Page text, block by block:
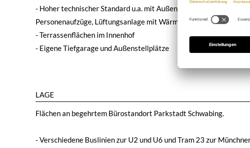
- Hoher technischer Standard u.a. mit Außenjalousien,
Personenaufzüge, Lüftungsanlage mit Wärmerückgewinnung
- Terrassenflächen im Innenhof
- Eigene Tiefgarage und Außenstellplätze
LAGE
Flächen an begehrtem Bürostandort Parkstadt Schwabing.
- Verschiedene Buslinien zur U2 und U6 und Tram 23 zur